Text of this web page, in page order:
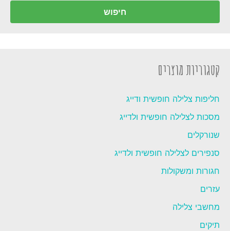
עבור:
חיפוש
קטגוריות מוצרים
חליפות צלילה חופשית ודייג
מסכות לצלילה חופשית ולדייג
שנורקלים
סנפירים לצלילה חופשית ולדייג
חגורות ומשקולות
עזרים
מחשבי צלילה
תיקים